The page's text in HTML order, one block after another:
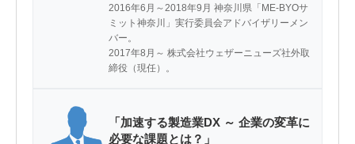
2016年6月～2018年9月 神奈川県「ME-BYOサ
ミット神奈川」実行委員会アドバイザリーメン
バー。
2017年8月～ 株式会社ウェザーニューズ社外取
締役（現任）。
「加速する製造業DX ～ 企業の変革に
必要な課題とは？」